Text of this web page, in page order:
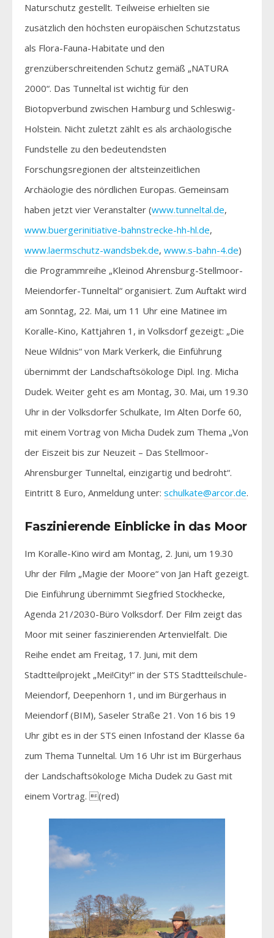
Naturschutz gestellt. Teilweise erhielten sie
zusätzlich den höchsten europäischen Schutzstatus
als Flora-Fauna-Habitate und den
grenzüberschreitenden Schutz gemäß „NATURA
2000“. Das Tunneltal ist wichtig für den
Biotopverbund zwischen Hamburg und Schleswig-
Holstein. Nicht zuletzt zählt es als archäologische
Fundstelle zu den bedeutendsten
Forschungsregionen der altsteinzeitlichen
Archäologie des nördlichen Europas. Gemeinsam
haben jetzt vier Veranstalter (www.tunneltal.de,
www.buergerinitiative-bahnstrecke-hh-hl.de,
www.laermschutz-wandsbek.de, www.s-bahn-4.de)
die Programmreihe „Kleinod Ahrensburg-Stellmoor-
Meiendorfer-Tunneltal“ organisiert. Zum Auftakt wird
am Sonntag, 22. Mai, um 11 Uhr eine Matinee im
Koralle-Kino, Kattjahren 1, in Volksdorf gezeigt: „Die
Neue Wildnis“ von Mark Verkerk, die Einführung
übernimmt der Landschaftsökologe Dipl. Ing. Micha
Dudek. Weiter geht es am Montag, 30. Mai, um 19.30
Uhr in der Volksdorfer Schulkate, Im Alten Dorfe 60,
mit einem Vortrag von Micha Dudek zum Thema „Von
der Eiszeit bis zur Neuzeit – Das Stellmoor-
Ahrensburger Tunneltal, einzigartig und bedroht“.
Eintritt 8 Euro, Anmeldung unter: schulkate@arcor.de.
Faszinierende Einblicke in das Moor
Im Koralle-Kino wird am Montag, 2. Juni, um 19.30
Uhr der Film „Magie der Moore“ von Jan Haft gezeigt.
Die Einführung übernimmt Siegfried Stockhecke,
Agenda 21/2030-Büro Volksdorf. Der Film zeigt das
Moor mit seiner faszinierenden Artenvielfalt. Die
Reihe endet am Freitag, 17. Juni, mit dem
Stadtteilprojekt „Mei!City!“ in der STS Stadtteilschule-
Meiendorf, Deepenhorn 1, und im Bürgerhaus in
Meiendorf (BIM), Saseler Straße 21. Von 16 bis 19
Uhr gibt es in der STS einen Infostand der Klasse 6a
zum Thema Tunneltal. Um 16 Uhr ist im Bürgerhaus
der Landschaftsökologe Micha Dudek zu Gast mit
einem Vortrag. (red)